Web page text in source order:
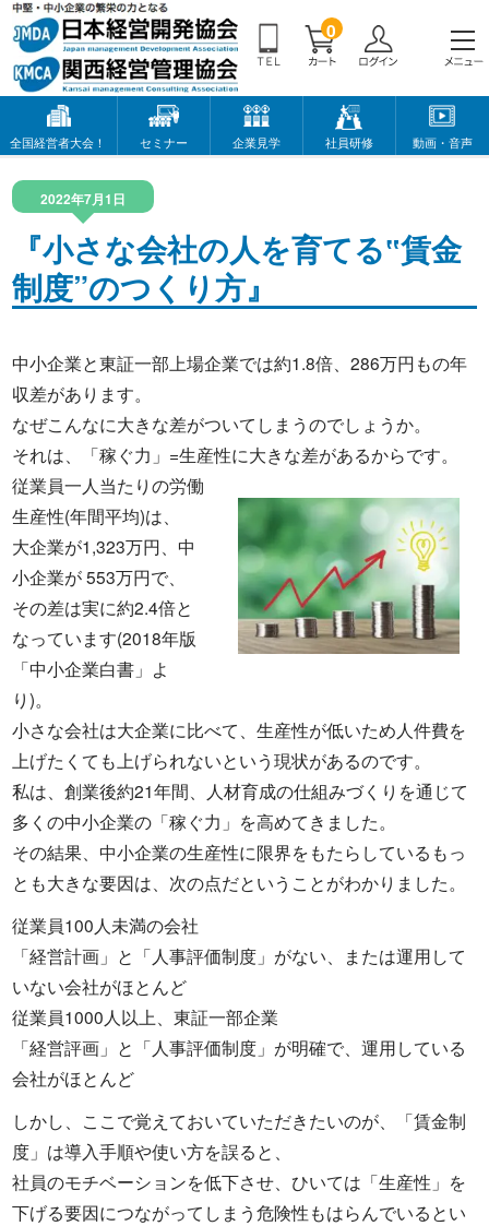
0
全国経営者大会！ セミナー 企業見学 社員研修 動画・音声
2022年7月1日
『小さな会社の人を育てる‟賃金
制度”のつくり方』
中小企業と東証一部上場企業では約1.8倍、286万円もの年
収差があります。
なぜこんなに大きな差がついてしまうのでしょうか。
それは、「稼ぐ力」=生産性に大きな差があるからです。
従業員一人当たりの労働
生産性(年間平均)は、
大企業が1,323万円、中
小企業が 553万円で、
その差は実に約2.4倍と
なっています(2018年版
「中小企業白書」よ
り)。
小さな会社は大企業に比べて、生産性が低いため人件費を
上げたくても上げられないという現状があるのです。
私は、創業後約21年間、人材育成の仕組みづくりを通じて
多くの中小企業の「稼ぐ力」を高めてきました。
その結果、中小企業の生産性に限界をもたらしているもっ
とも大きな要因は、次の点だということがわかりました。
従業員100人未満の会社
「経営計画」と「人事評価制度」がない、または運用して
いない会社がほとんど
従業員1000人以上、東証一部企業
「経営評画」と「人事評価制度」が明確で、運用している
会社がほとんど
しかし、ここで覚えておいていただきたいのが、「賃金制
度」は導入手順や使い方を誤ると、
社員のモチベーションを低下させ、ひいては「生産性」を
下げる要因につながってしまう危険性もはらんでいるとい